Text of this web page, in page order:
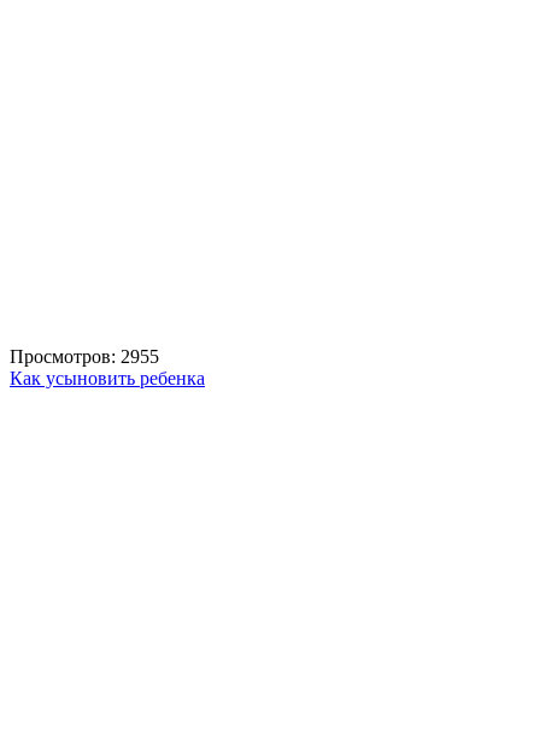
Просмотров: 2955
Как усыновить ребенка